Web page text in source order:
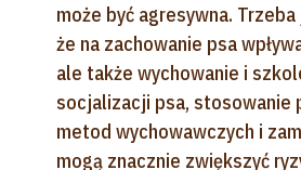
może być agresywna.
że na zachowanie psa
ale także wychowanie i
socjalizacji psa, stosowanie
metod wychowawczych i
mogą znacznie zwiększyć